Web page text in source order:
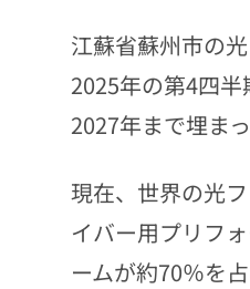
江蘇省蘇州市の
2025年の第4四
2027年まで埋ま
現在、世界の光
イバー用プリフ
ームが約70％を